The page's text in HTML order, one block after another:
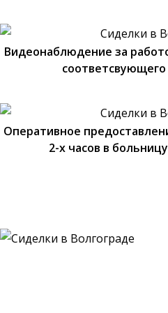
Видеонаблюдение за
Оперативное
2-х часов в